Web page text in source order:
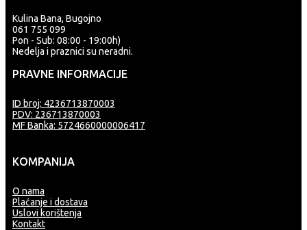
Kulina Bana, Bugojno
061 755 099
Pon - Sub: 08:00 - 19:00h)
Nedelja i praznici su neradni.
PRAVNE INFORMACIJE
ID broj: 4236713870003
PDV: 236713870003
MF Banka: 5724660000006417
KOMPANIJA
O nama
Plaćanje i dostava
Uslovi korištenja
Kontakt